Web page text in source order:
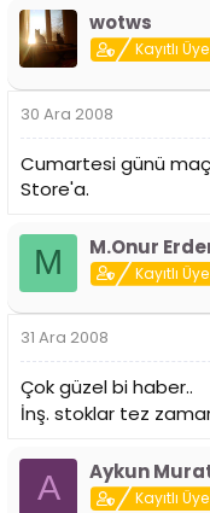
wotws
Kayıtlı Üye
30 Ara 2008
Cumartesi günü
Store'a.
M M.Onur
Kayıtlı Üye
31 Ara 2008
Çok güzel bi haber..
İnş. stoklar tez
A Aykun
Kayıtlı Üye